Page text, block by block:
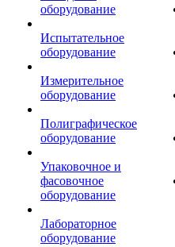
оборудование
Испытательное
оборудование
Измерительное
оборудование
Полиграфическое
оборудование
Упаковочное и
фасовочное
оборудование
Лабораторное
оборудование